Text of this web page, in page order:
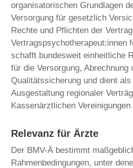
organisatorischen Grundlagen
Versorgung für gesetzlich
Rechte und Pflichten der
Vertragspsychotherapeut:innen
schafft bundesweit einheitliche
für die Versorgung, Abrechnung
Qualitätssicherung und dient
Ausgestaltung regionaler
Kassenärztlichen Vereinigungen
Relevanz für Ärzte
Der BMV-Ä bestimmt
Rahmenbedingungen, unter